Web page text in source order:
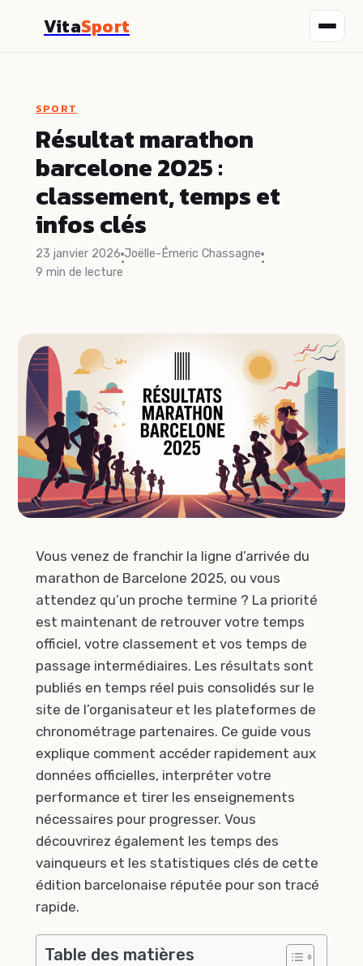
VitaSport
Nutrition
Sport
Santé
Bien-être
SPORT
Résultat marathon
barcelone 2025 :
classement, temps et
infos clés
23 janvier 2026
·
Joëlle-Émeric Chassagne
·
9 min de lecture
Vous venez de franchir la ligne d’arrivée du
marathon de Barcelone 2025, ou vous
attendez qu’un proche termine ? La priorité
est maintenant de retrouver votre temps
officiel, votre classement et vos temps de
passage intermédiaires. Les résultats sont
publiés en temps réel puis consolidés sur le
site de l’organisateur et les plateformes de
chronométrage partenaires. Ce guide vous
explique comment accéder rapidement aux
données officielles, interpréter votre
performance et tirer les enseignements
nécessaires pour progresser. Vous
découvrirez également les temps des
vainqueurs et les statistiques clés de cette
édition barcelonaise réputée pour son tracé
rapide.
Table des matières